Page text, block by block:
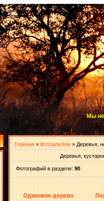
Мы не
Главная » Фотоальбом » Деревья,
Деревья,
Фотографий в разделе: 90
Одинокое дерево